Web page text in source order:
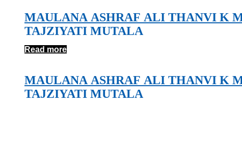
MAULANA ASHRAF ALI THANVI K
TAJZIYATI MUTALA
Read more
MAULANA ASHRAF ALI THANVI K
TAJZIYATI MUTALA